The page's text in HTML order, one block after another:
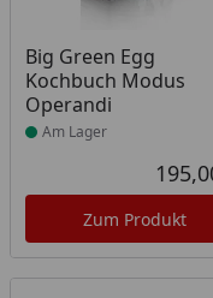
Big Green Egg
Kochbuch Modus
Operandi
Produkt am Lager
Am Lager
Zum Produkt